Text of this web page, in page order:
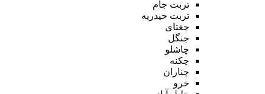
تربت جام
تربت حیدریه
جغتای
جنگل
چاشلو
چکنه
چناران
خرو